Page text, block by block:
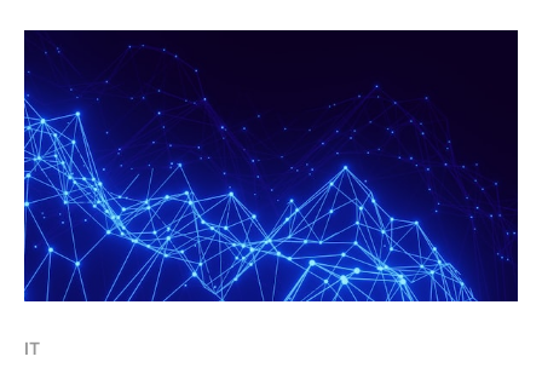
26（33.0.0） * 対象範囲：/var/www/nextcloud なぜ
Trivyを使うのか 脆弱性スキャンツールはいくつかあり
ますが、今回は Trivyを選択しました。 理由は以下の通
りです。 * SBOM生成と脆弱性スキャンを1ツールで実現
できる * OS / アプリ / コンテナまで幅広く対応 * CLIベ
ースで自動化しやすい Trivyのインストール（Ubuntu
24.04） 以下の手順でインストールできます。 $ sudo
apt update $ sudo apt install -y wget gnupg lsb-
release $ wget -qO - https:
IT